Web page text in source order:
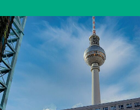
Weiterlesen